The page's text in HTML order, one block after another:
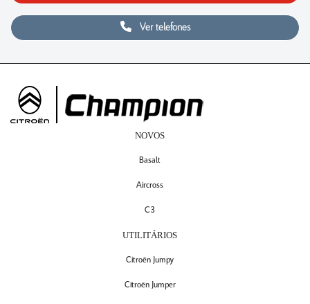
Ver telefones
NOVOS
Basalt
Aircross
C3
UTILITÁRIOS
Citroën Jumpy
Citroën Jumper